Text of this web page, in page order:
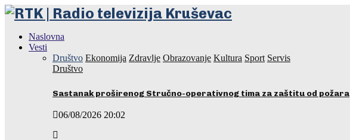
Naslovna
Vesti
Društvo Ekonomija Zdravlje Obrazovanje Kultura Sport Servis
Društvo
Sastanak proširenog Stručno-operativnog tima za zaštitu od požara
06/08/2026 20:02